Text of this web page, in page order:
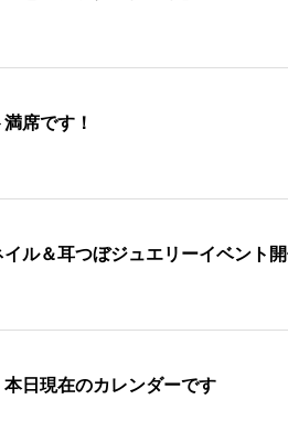
席です！
イル＆耳つぼジュエリーイベント
日現在のカレンダーです